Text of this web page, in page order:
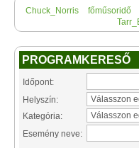
Chuck_Norris főműsoridő
PROGRAMKERESŐ
Időpont:
Helyszín:
Kategória:
Esemény neve: